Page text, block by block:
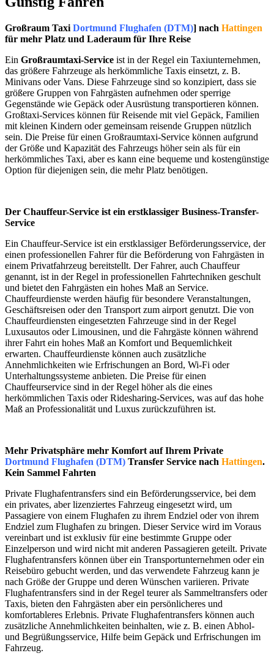
Großraum Taxi Dortmund Flughafen (DTM)] nach Hattingen
für mehr Platz und Laderaum für Ihre Reise
Ein Großraumtaxi-Service ist in der Regel ein Taxiunternehmen,
das größere Fahrzeuge als herkömmliche Taxis einsetzt, z. B.
Minivans oder Vans. Diese Fahrzeuge sind so konzipiert, dass sie
größere Gruppen von Fahrgästen aufnehmen oder sperrige
Gegenstände wie Gepäck oder Ausrüstung transportieren können.
Großtaxi-Services können für Reisende mit viel Gepäck, Familien
mit kleinen Kindern oder gemeinsam reisende Gruppen nützlich
sein. Die Preise für einen Großraumtaxi-Service können aufgrund
der Größe und Kapazität des Fahrzeugs höher sein als für ein
herkömmliches Taxi, aber es kann eine bequeme und kostengünstige
Option für diejenigen sein, die mehr Platz benötigen.
Der Chauffeur-Service ist ein erstklassiger Business-Transfer-
Service
Ein Chauffeur-Service ist ein erstklassiger Beförderungsservice, der
einen professionellen Fahrer für die Beförderung von Fahrgästen in
einem Privatfahrzeug bereitstellt. Der Fahrer, auch Chauffeur
genannt, ist in der Regel in professionellen Fahrtechniken geschult
und bietet den Fahrgästen ein hohes Maß an Service.
Chauffeurdienste werden häufig für besondere Veranstaltungen,
Geschäftsreisen oder den Transport zum airport genutzt. Die von
Chauffeurdiensten eingesetzten Fahrzeuge sind in der Regel
Luxusautos oder Limousinen, und die Fahrgäste können während
ihrer Fahrt ein hohes Maß an Komfort und Bequemlichkeit
erwarten. Chauffeurdienste können auch zusätzliche
Annehmlichkeiten wie Erfrischungen an Bord, Wi-Fi oder
Unterhaltungssysteme anbieten. Die Preise für einen
Chauffeurservice sind in der Regel höher als die eines
herkömmlichen Taxis oder Ridesharing-Services, was auf das hohe
Maß an Professionalität und Luxus zurückzuführen ist.
Mehr Privatsphäre mehr Komfort auf Ihrem Private
Dortmund Flughafen (DTM) Transfer Service nach Hattingen.
Kein Sammel Fahrten
Private Flughafentransfers sind ein Beförderungsservice, bei dem
ein privates, aber lizenziertes Fahrzeug eingesetzt wird, um
Passagiere von einem Flughafen zu ihrem Endziel oder von ihrem
Endziel zum Flughafen zu bringen. Dieser Service wird im Voraus
vereinbart und ist exklusiv für eine bestimmte Gruppe oder
Einzelperson und wird nicht mit anderen Passagieren geteilt. Private
Flughafentransfers können über ein Transportunternehmen oder ein
Reisebüro gebucht werden, und das verwendete Fahrzeug kann je
nach Größe der Gruppe und deren Wünschen variieren. Private
Flughafentransfers sind in der Regel teurer als Sammeltransfers oder
Taxis, bieten den Fahrgästen aber ein persönlicheres und
komfortableres Erlebnis. Private Flughafentransfers können auch
zusätzliche Annehmlichkeiten beinhalten, wie z. B. einen Abhol-
und Begrüßungsservice, Hilfe beim Gepäck und Erfrischungen im
Fahrzeug.